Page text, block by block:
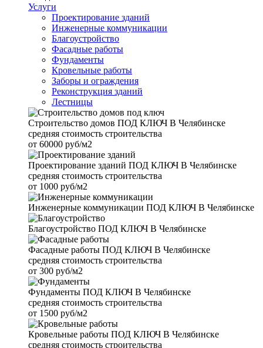
Услуги
Проектирование зданий
Инженерные коммуникации
Благоустройство
Фасадные работы
Фундаменты
Кровельные работы
Заборы и ограждения
Реконструкция зданий
Лестницы
Строительство домов ПОД КЛЮЧ В Челябинске
средняя стоимость строительства
от 60000 руб/м2
Проектирование зданий ПОД КЛЮЧ В Челябинске
средняя стоимость строительства
от 1000 руб/м2
Инженерные коммуникации ПОД КЛЮЧ В Челябинске
Благоустройство ПОД КЛЮЧ В Челябинске
Фасадные работы ПОД КЛЮЧ В Челябинске
средняя стоимость строительства
от 300 руб/м2
Фундаменты ПОД КЛЮЧ В Челябинске
средняя стоимость строительства
от 1500 руб/м2
Кровельные работы ПОД КЛЮЧ В Челябинске
средняя стоимость строительства